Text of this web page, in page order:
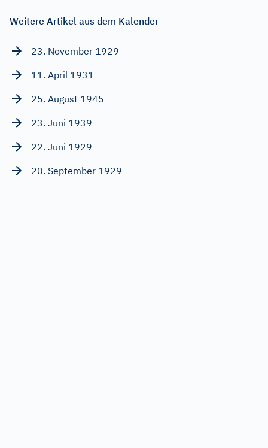
Weitere Artikel aus dem Kalender
23. November 1929
11. April 1931
25. August 1945
23. Juni 1939
22. Juni 1929
20. September 1929